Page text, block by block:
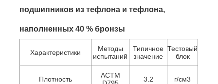
подшипников из тефлона и тефлона,
наполненных 40 % бронзы
Характеристики
Методы
испытаний
Типичное
значение
Тестовый
блок
Плотность
АСТМ
3.2 г/см3